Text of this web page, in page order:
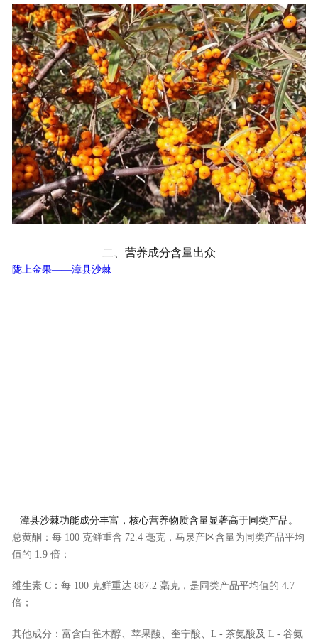
二、营养成分含量出众
陇上金果——漳县沙棘
漳县沙棘功能成分丰富，核心营养物质含量显著高于同类产品。
总黄酮 ：每 100 克鲜重含 72.4 毫克，马泉产区含量为同类产品平均
值的 1.9 倍；
维生素 C：每 100 克鲜重达 887.2 毫克，是同类产品平均值的 4.7
倍；
其他成分 ：富含白雀木醇、苹果酸、奎宁酸、L - 茶氨酸及 L - 谷氨